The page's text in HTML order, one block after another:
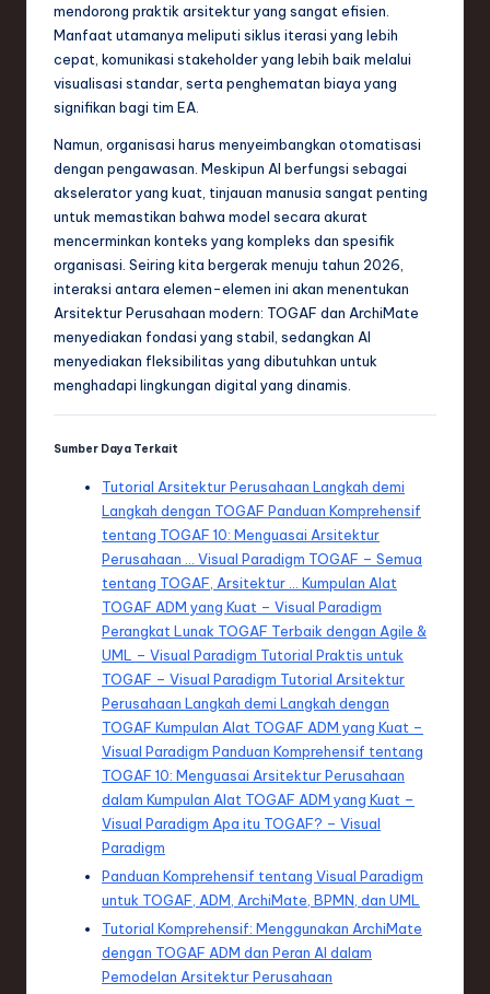
mendorong praktik arsitektur yang sangat efisien.
Manfaat utamanya meliputi siklus iterasi yang lebih
cepat, komunikasi stakeholder yang lebih baik melalui
visualisasi standar, serta penghematan biaya yang
signifikan bagi tim EA.
Namun, organisasi harus menyeimbangkan otomatisasi
dengan pengawasan. Meskipun AI berfungsi sebagai
akselerator yang kuat, tinjauan manusia sangat penting
untuk memastikan bahwa model secara akurat
mencerminkan konteks yang kompleks dan spesifik
organisasi. Seiring kita bergerak menuju tahun 2026,
interaksi antara elemen-elemen ini akan menentukan
Arsitektur Perusahaan modern: TOGAF dan ArchiMate
menyediakan fondasi yang stabil, sedangkan AI
menyediakan fleksibilitas yang dibutuhkan untuk
menghadapi lingkungan digital yang dinamis.
Sumber Daya Terkait
Tutorial Arsitektur Perusahaan Langkah demi
Langkah dengan TOGAF Panduan Komprehensif
tentang TOGAF 10: Menguasai Arsitektur
Perusahaan … Visual Paradigm TOGAF – Semua
tentang TOGAF, Arsitektur … Kumpulan Alat
TOGAF ADM yang Kuat – Visual Paradigm
Perangkat Lunak TOGAF Terbaik dengan Agile &
UML – Visual Paradigm Tutorial Praktis untuk
TOGAF – Visual Paradigm Tutorial Arsitektur
Perusahaan Langkah demi Langkah dengan
TOGAF Kumpulan Alat TOGAF ADM yang Kuat –
Visual Paradigm Panduan Komprehensif tentang
TOGAF 10: Menguasai Arsitektur Perusahaan
dalam Kumpulan Alat TOGAF ADM yang Kuat –
Visual Paradigm Apa itu TOGAF? – Visual
Paradigm
Panduan Komprehensif tentang Visual Paradigm
untuk TOGAF, ADM, ArchiMate, BPMN, dan UML
Tutorial Komprehensif: Menggunakan ArchiMate
dengan TOGAF ADM dan Peran AI dalam
Pemodelan Arsitektur Perusahaan